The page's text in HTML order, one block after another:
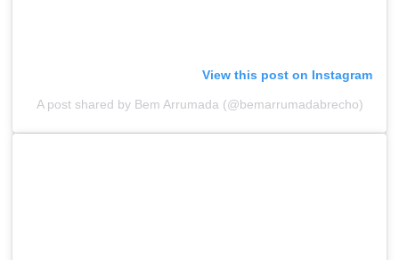
View this post on Instagram
A post shared by Bem Arrumada (@bemarrumadabrecho)